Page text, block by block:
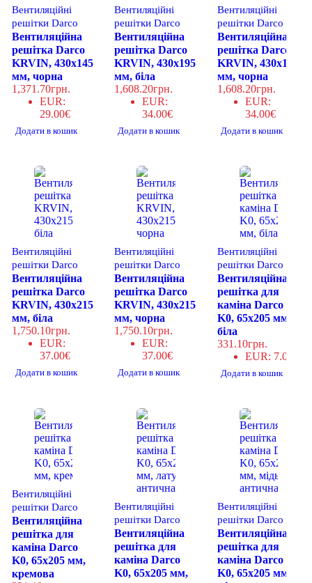
Вентиляційні
решітки Darco
Вентиляційна
решітка Darco
KRVIN, 430x145
мм, чорна
1,371.70грн.
EUR:
29.00€
Додати в кошик
Вентиляційні
решітки Darco
Вентиляційна
решітка Darco
KRVIN, 430x195
мм, біла
1,608.20грн.
EUR:
34.00€
Додати в кошик
Вентиляційні
решітки Darco
Вентиляційна
решітка Darco
KRVIN, 430x195
мм, чорна
1,608.20грн.
EUR:
34.00€
Додати в кошик
Вентиляційні
решітки Darco
Вентиляційна
решітка Darco
KRVIN, 430x215
мм, біла
1,750.10грн.
EUR:
37.00€
Додати в кошик
Вентиляційні
решітки Darco
Вентиляційна
решітка Darco
KRVIN, 430x215
мм, чорна
1,750.10грн.
EUR:
37.00€
Додати в кошик
Вентиляційні
решітки Darco
Вентиляційна
решітка для
каміна Darco
K0, 65х205 мм,
біла
331.10грн.
EUR: 7.00€
Додати в кошик
Вентиляційні
решітки Darco
Вентиляційна
решітка для
каміна Darco
K0, 65х205 мм,
кремова
Вентиляційні
решітки Darco
Вентиляційна
решітка для
каміна Darco
K0, 65х205 мм,
Вентиляційні
решітки Darco
Вентиляційна
решітка для
каміна Darco
K0, 65х205 мм,